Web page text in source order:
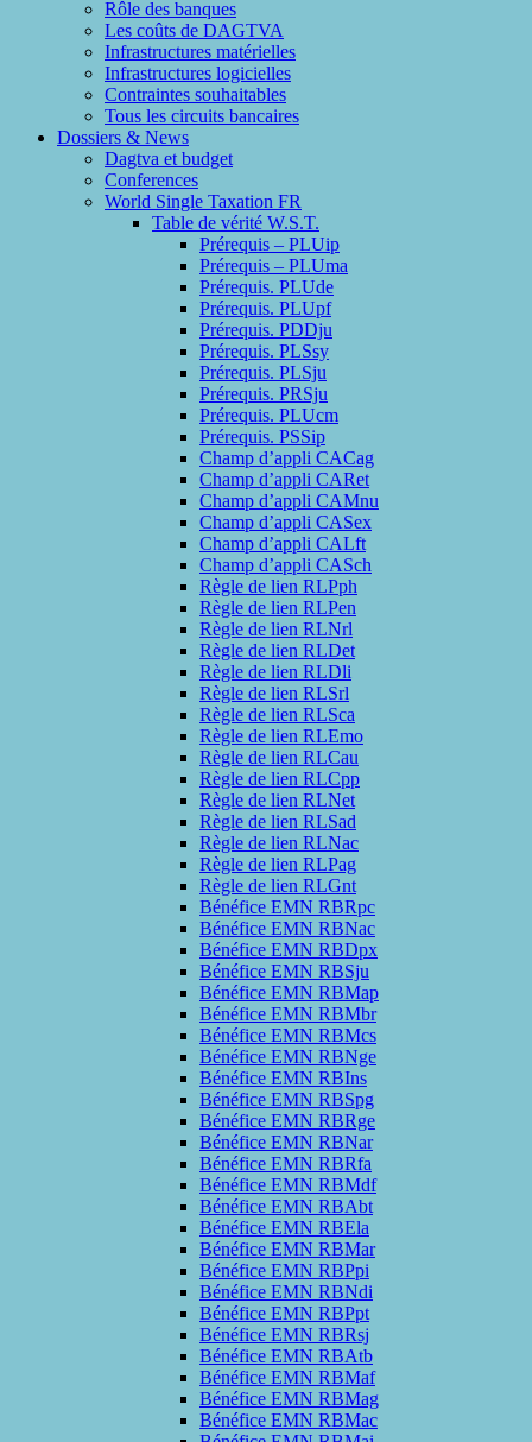
Rôle des banques
Les coûts de DAGTVA
Infrastructures matérielles
Infrastructures logicielles
Contraintes souhaitables
Tous les circuits bancaires
Dossiers & News
Dagtva et budget
Conferences
World Single Taxation FR
Table de vérité W.S.T.
Prérequis – PLUip
Prérequis – PLUma
Prérequis. PLUde
Prérequis. PLUpf
Prérequis. PDDju
Prérequis. PLSsy
Prérequis. PLSju
Prérequis. PRSju
Prérequis. PLUcm
Prérequis. PSSip
Champ d’appli CACag
Champ d’appli CARet
Champ d’appli CAMnu
Champ d’appli CASex
Champ d’appli CALft
Champ d’appli CASch
Règle de lien RLPph
Règle de lien RLPen
Règle de lien RLNrl
Règle de lien RLDet
Règle de lien RLDli
Règle de lien RLSrl
Règle de lien RLSca
Règle de lien RLEmo
Règle de lien RLCau
Règle de lien RLCpp
Règle de lien RLNet
Règle de lien RLSad
Règle de lien RLNac
Règle de lien RLPag
Règle de lien RLGnt
Bénéfice EMN RBRpc
Bénéfice EMN RBNac
Bénéfice EMN RBDpx
Bénéfice EMN RBSju
Bénéfice EMN RBMap
Bénéfice EMN RBMbr
Bénéfice EMN RBMcs
Bénéfice EMN RBNge
Bénéfice EMN RBIns
Bénéfice EMN RBSpg
Bénéfice EMN RBRge
Bénéfice EMN RBNar
Bénéfice EMN RBRfa
Bénéfice EMN RBMdf
Bénéfice EMN RBAbt
Bénéfice EMN RBEla
Bénéfice EMN RBMar
Bénéfice EMN RBPpi
Bénéfice EMN RBNdi
Bénéfice EMN RBPpt
Bénéfice EMN RBRsj
Bénéfice EMN RBAtb
Bénéfice EMN RBMaf
Bénéfice EMN RBMag
Bénéfice EMN RBMac